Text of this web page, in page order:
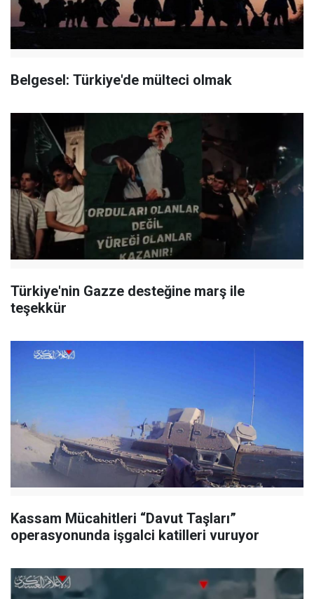
Belgesel: Türkiye'de mülteci olmak
Türkiye'nin Gazze desteğine marş ile
teşekkür
Kassam Mücahitleri “Davut Taşları”
operasyonunda işgalci katilleri vuruyor